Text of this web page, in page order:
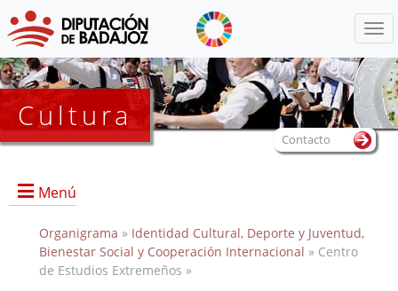
Cultura
Menú
Portada
Organigrama » Identidad Cultural, Deporte y Juventud,
Bienestar Social y Cooperación Internacional » Centro
de Estudios Extremeños »
Contacto